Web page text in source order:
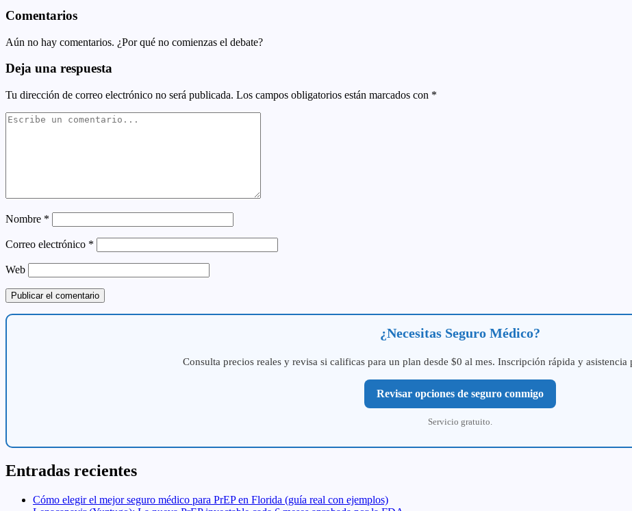
Comentarios
Aún no hay comentarios. ¿Por qué no comienzas el debate?
Deja una respuesta
Tu dirección de correo electrónico no será publicada. Los campos obligatorios están marcados con *
Nombre *
Correo electrónico *
Web
¿Necesitas Seguro Médico?
Consulta precios reales y revisa si calificas para un plan desde $0 al mes. Inscripción rápida y asistencia
Revisar opciones de seguro conmigo
Servicio gratuito.
Entradas recientes
Cómo elegir el mejor seguro médico para PrEP en Florida (guía real con ejemplos)